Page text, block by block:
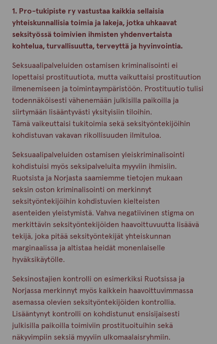
1. Pro-tukipiste ry vastustaa kaikkia sellaisia
yhteiskunnallisia toimia ja lakeja, jotka uhkaavat
seksityössä toimivien ihmisten yhdenvertaista
kohtelua, turvallisuutta, terveyttä ja hyvinvointia.
Seksuaalipalveluiden ostamisen kriminalisointi ei
lopettaisi prostituutiota, mutta vaikuttaisi prostituution
ilmenemiseen ja toimintaympäristöön. Prostituutio tulisi
todennäköisesti vähenemään julkisilla paikoilla ja
siirtymään lisääntyvästi yksityisiin tiloihin.
Tämä vaikeuttaisi tukitoimia sekä seksityöntekijöihin
kohdistuvan vakavan rikollisuuden ilmituloa.
Seksuaalipalveluiden ostamisen yleiskriminalisointi
kohdistuisi myös seksipalveluita myyviin ihmisiin.
Ruotsista ja Norjasta saamiemme tietojen mukaan
seksin oston kriminalisointi on merkinnyt
seksityöntekijöihin kohdistuvien kielteisten
asenteiden yleistymistä. Vahva negatiivinen stigma on
merkittävin seksityöntekijöiden haavoittuvuutta lisäävä
tekijä, joka pitää seksityöntekijät yhteiskunnan
marginaalissa ja altistaa heidät monenlaiselle
hyväksikäytölle.
Seksinostajien kontrolli on esimerkiksi Ruotsissa ja
Norjassa merkinnyt myös kaikkein haavoittuvimmassa
asemassa olevien seksityöntekijöiden kontrollia.
Lisääntynyt kontrolli on kohdistunut ensisijaisesti
julkisilla paikoilla toimiviin prostituoituihin sekä
näkyvimpiin seksiä myyviin ulkomaalaisryhmiin.